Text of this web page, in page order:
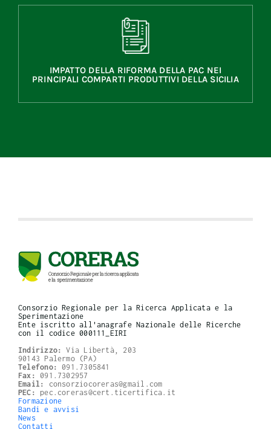
IMPATTO DELLA RIFORMA DELLA PAC NEI
PRINCIPALI COMPARTI PRODUTTIVI DELLA SICILIA
Consorzio Regionale per la Ricerca Applicata e la
Sperimentazione
Ente iscritto all'anagrafe Nazionale delle Ricerche
con il codice 000111_EIRI
Indirizzo: Via Libertà, 203
90143 Palermo (PA)
Telefono: 091.7305841
Fax: 091.7302957
Email:
consorziocoreras@gmail.com
PEC:
pec.coreras@cert.ticertifica.it
Formazione
Bandi e avvisi
News
Contatti